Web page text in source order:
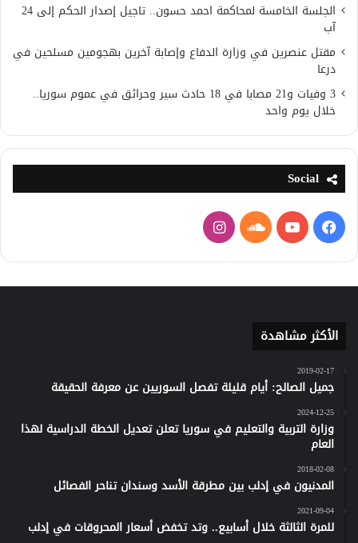
الجلسة الخامسة لمحاكمة احمد حسون.. تاجيل إصدار الحكم إلى 24
آب
مقتل عنصرين في وزارة الدفاع وإصابة آخرين بهجومين مسلحين في
درعا
3 وفيات و21 مصابا في 18 حادث سير وحرائق في عموم سوريا..
خلال يوم واحد
Social
فيسبوكيوتيوبساوند
كلاود
انستقرام
الأكثر مشاهدة
2019-02-17
جميل الصالح: أيام قليلة تفصل السوريين عن معرفة الحقيقة
2024-12-25
وزارة التربية والتعليم في سوريا تعلن تعديل الخطة الدراسية لهذا
العام
2018-02-08
المدنيون في إدلب بين مطرقة الأسد وسندان تناحر الفصائل
2021-09-04
للمرة الثالثة خلال أسابيع.. وتد تخفض أسعار المحروقات في إدلب